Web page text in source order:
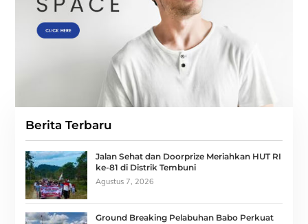
Berita Terbaru
Jalan Sehat dan Doorprize Meriahkan HUT RI
ke-81 di Distrik Tembuni
Agustus 7, 2026
Ground Breaking Pelabuhan Babo Perkuat